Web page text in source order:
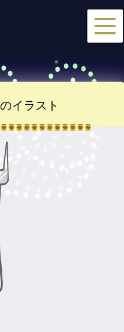
のイラスト